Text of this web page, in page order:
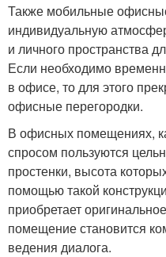
Также мобильные
индивидуальную
и личного пространства
Если необходимо
в офисе, то для этого
офисные перегородки.
В офисных помещениях,
спросом пользуются
простенки, высота
помощью такой
приобретает
помещение становится
ведения диалога.